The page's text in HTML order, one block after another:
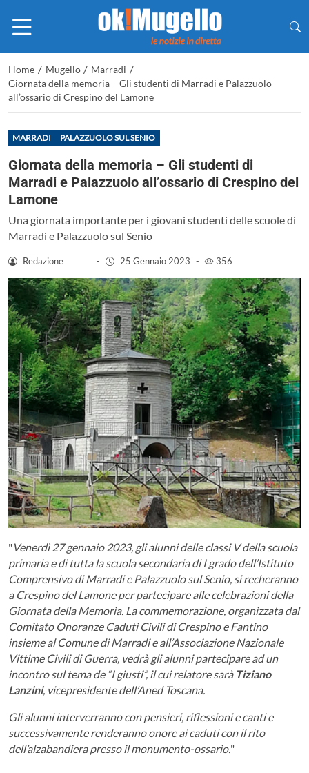
Home / Mugello / Marradi /
Giornata della memoria – Gli studenti di Marradi e Palazzuolo
all’ossario di Crespino del Lamone
MARRADI PALAZZUOLO SUL SENIO
Giornata della memoria – Gli studenti di
Marradi e Palazzuolo all’ossario di Crespino del
Lamone
Una giornata importante per i giovani studenti delle scuole di
Marradi e Palazzuolo sul Senio
Redazione - 25 Gennaio 2023 - 356
" Venerdì 27 gennaio 2023, gli alunni delle classi V della scuola
primaria e di tutta la scuola secondaria di I grado dell’Istituto
Comprensivo di Marradi e Palazzuolo sul Senio, si recheranno
a Crespino del Lamone per partecipare alle celebrazioni della
Giornata della Memoria. La commemorazione, organizzata dal
Comitato Onoranze Caduti Civili di Crespino e Fantino
insieme al Comune di Marradi e all’Associazione Nazionale
Vittime Civili di Guerra, vedrà gli alunni partecipare ad un
incontro sul tema de “I giusti”, il cui relatore sarà Tiziano
Lanzini, vicepresidente dell’Aned Toscana.
Gli alunni interverranno con pensieri, riflessioni e canti e
successivamente renderanno onore ai caduti con il rito
dell’alzabandiera presso il monumento-ossario."